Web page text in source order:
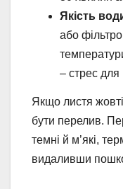
Якість
або
– стрес для
Якщо листя
бути перелив.
темні й м’які,
видаливши